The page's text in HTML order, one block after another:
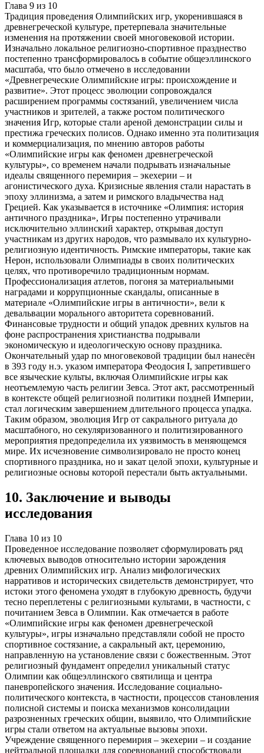
Глава 9 из 10
Традиция проведения Олимпийских игр, укоренившаяся в
древнегреческой культуре, претерпевала значительные
изменения на протяжении своей многовековой истории.
Изначально локальное религиозно-спортивное празднество
постепенно трансформировалось в событие общеэллинского
масштаба, что было отмечено в исследовании
«Древнегреческие Олимпийские игры: происхождение и
развитие». Этот процесс эволюции сопровождался
расширением программы состязаний, увеличением числа
участников и зрителей, а также ростом политического
значения Игр, которые стали ареной демонстрации силы и
престижа греческих полисов. Однако именно эта политизация
и коммерциализация, по мнению авторов работы
«Олимпийские игры как феномен древнегреческой
культуры», со временем начали подрывать изначальные
идеалы священного перемирия – экехерии – и
агонистического духа. Кризисные явления стали нарастать в
эпоху эллинизма, а затем и римского владычества над
Грецией. Как указывается в источнике «Олимпия: история
античного праздника», Игры постепенно утрачивали
исключительно эллинский характер, открывая доступ
участникам из других народов, что размывало их культурно-
религиозную идентичность. Римские императоры, такие как
Нерон, использовали Олимпиады в своих политических
целях, что противоречило традиционным нормам.
Профессионализация атлетов, погоня за материальными
наградами и коррупционные скандалы, описанные в
материале «Олимпийские игры в античности», вели к
девальвации морального авторитета соревнований.
Финансовые трудности и общий упадок древних культов на
фоне распространения христианства подрывали
экономическую и идеологическую основу праздника.
Окончательный удар по многовековой традиции был нанесён
в 393 году н.э. указом императора Феодосия I, запретившего
все языческие культы, включая Олимпийские игры как
неотъемлемую часть религии Зевса. Этот акт, рассмотренный
в контексте общей религиозной политики поздней Империи,
стал логическим завершением длительного процесса упадка.
Таким образом, эволюция Игр от сакрального ритуала до
масштабного, но секуляризованного и политизированного
мероприятия предопределила их уязвимость в меняющемся
мире. Их исчезновение символизировало не просто конец
спортивного праздника, но и закат целой эпохи, культурные и
религиозные основы которой перестали быть актуальными.
10. Заключение и выводы
исследования
Глава 10 из 10
Проведенное исследование позволяет сформулировать ряд
ключевых выводов относительно истории зарождения
древних Олимпийских игр. Анализ мифологических
нарративов и исторических свидетельств демонстрирует, что
истоки этого феномена уходят в глубокую древность, будучи
тесно переплетены с религиозными культами, в частности, с
почитанием Зевса в Олимпии. Как отмечается в работе
«Олимпийские игры как феномен древнегреческой
культуры», игры изначально представляли собой не просто
спортивное состязание, а сакральный акт, церемонию,
направленную на установление связи с божественным. Этот
религиозный фундамент определил уникальный статус
Олимпии как общеэллинского святилища и центра
паневропейского значения. Исследование социально-
политического контекста, в частности, процессов становления
полисной системы и поиска механизмов консолидации
разрозненных греческих общин, выявило, что Олимпийские
игры стали ответом на актуальные вызовы эпохи.
Учреждение священного перемирия – экехерии – и создание
нейтральной площадки для соревнований способствовали